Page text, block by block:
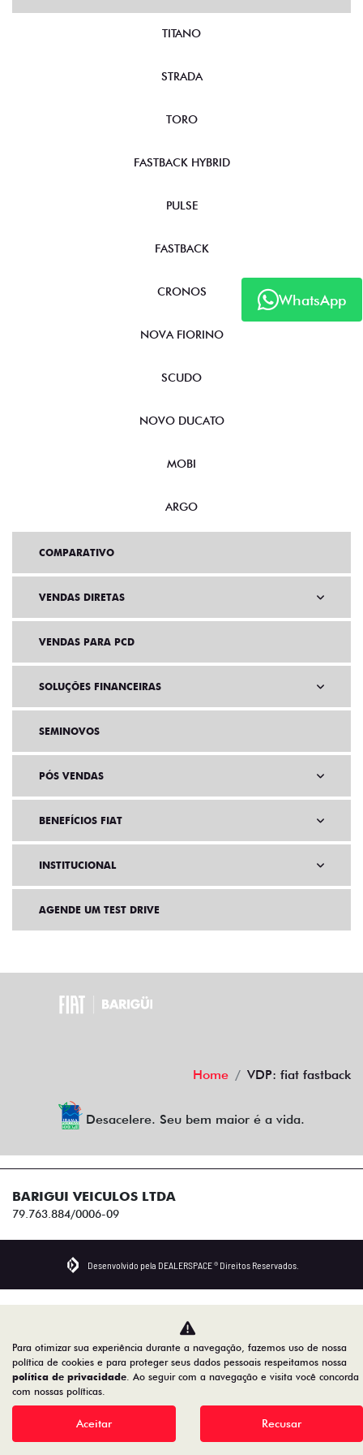
WhatsApp
TITANO
STRADA
TORO
FASTBACK HYBRID
PULSE
FASTBACK
CRONOS
NOVA FIORINO
SCUDO
NOVO DUCATO
MOBI
ARGO
COMPARATIVO
VENDAS DIRETAS
VENDAS PARA PCD
SOLUÇÕES FINANCEIRAS
SEMINOVOS
PÓS VENDAS
BENEFÍCIOS FIAT
INSTITUCIONAL
AGENDE UM TEST DRIVE
Home VDP: fiat fastback
Desacelere. Seu bem maior é a vida.
BARIGUI VEICULOS LTDA
79.763.884/0006-09
Desenvolvido pela DEALERSPACE ® Direitos Reservados.
Para otimizar sua experiência durante a navegação, fazemos uso de nossa
política de cookies e para proteger seus dados pessoais respeitamos nossa
política de privacidade. Ao seguir com a navegação e visita você concorda
com nossas políticas.
Aceitar Recusar